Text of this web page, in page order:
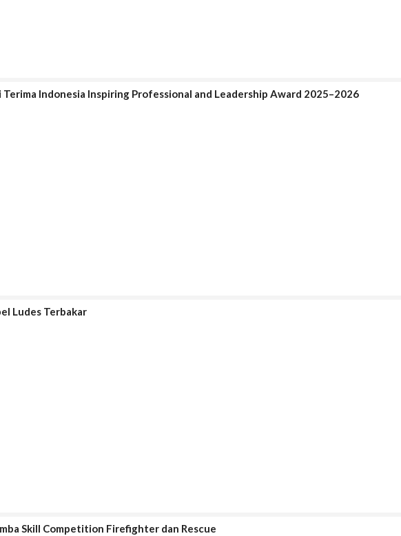
Terima Indonesia Inspiring Professional and Leadership Award 2025–2026
Ludes Terbakar
Skill Competition Firefighter dan Rescue